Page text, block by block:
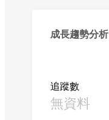
成長趨勢分析
追蹤數
無資料